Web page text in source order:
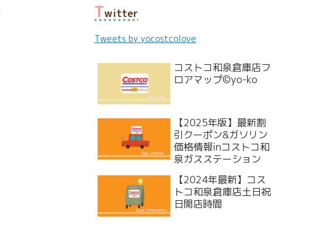
Twitter
Tweets by yocostcolove
コストコ和泉倉庫店フ
ロアマップ©yo-ko
【2025年版】最新割
引クーポン&ガソリン
価格情報inコストコ和
泉ガスステーション
【2024年最新】コス
トコ和泉倉庫店土日祝
日開店時間